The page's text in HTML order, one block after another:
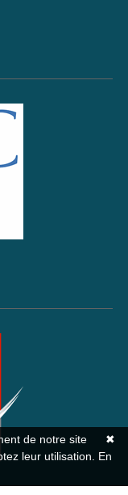
✖
de notre site
leur utilisation. En